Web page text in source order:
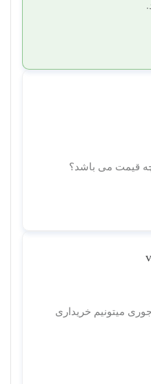
قیمت می باشد؟
میتونیم خریداری